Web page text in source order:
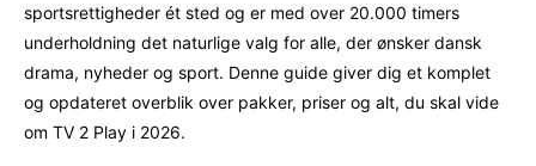
sportsrettigheder ét sted og er med over 20.000 timers
underholdning det naturlige valg for alle, der ønsker dansk
drama, nyheder og sport. Denne guide giver dig et komplet
og opdateret overblik over pakker, priser og alt, du skal vide
om TV 2 Play i 2026.